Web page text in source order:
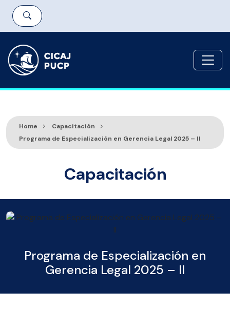
Home
Capacitación
Programa de Especialización en Gerencia Legal 2025 – II
Capacitación
Programa de Especialización en
Gerencia Legal 2025 – II